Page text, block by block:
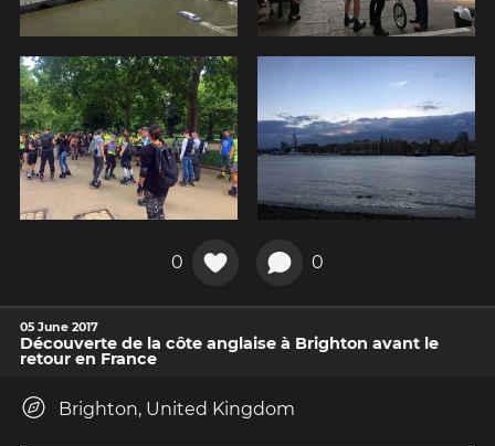
0 0
05 June 2017
Découverte de la côte anglaise à Brighton avant le
retour en France
Brighton, United Kingdom